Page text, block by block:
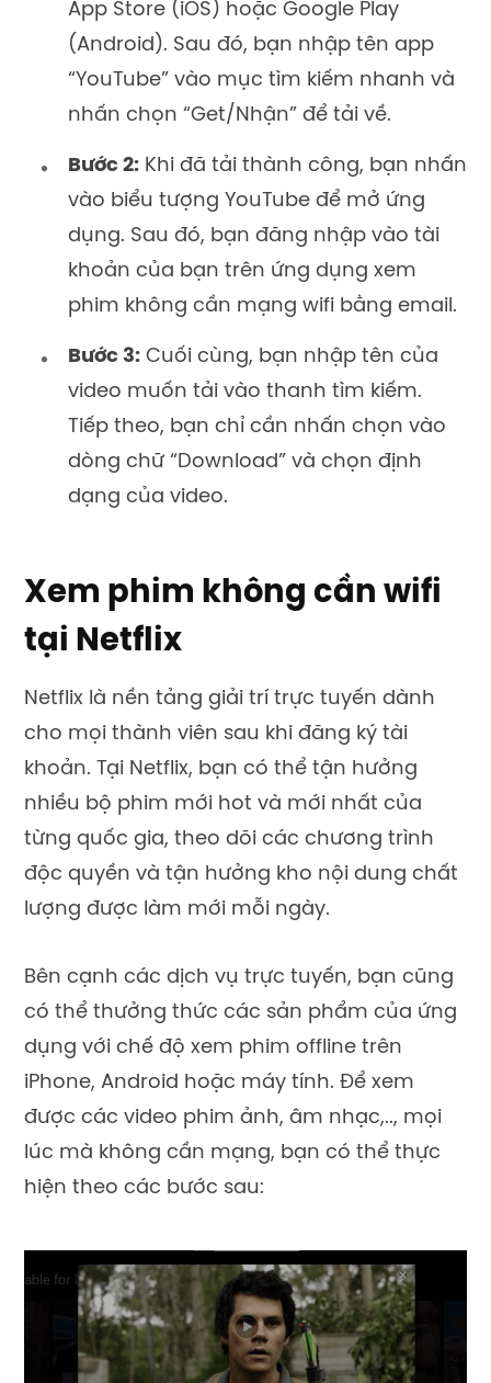
App Store (iOS) hoặc Google Play
(Android). Sau đó, bạn nhập tên app
“YouTube” vào mục tìm kiếm nhanh và
nhấn chọn “Get/Nhận” để tải về.
Bước 2: Khi đã tải thành công, bạn nhấn
vào biểu tượng YouTube để mở ứng
dụng. Sau đó, bạn đăng nhập vào tài
khoản của bạn trên ứng dụng xem
phim không cần mạng wifi bằng email.
Bước 3: Cuối cùng, bạn nhập tên của
video muốn tải vào thanh tìm kiếm.
Tiếp theo, bạn chỉ cần nhấn chọn vào
dòng chữ “Download” và chọn định
dạng của video.
Xem phim không cần wifi
tại Netflix
Netflix là nền tảng giải trí trực tuyến dành
cho mọi thành viên sau khi đăng ký tài
khoản. Tại Netflix, bạn có thể tận hưởng
nhiều bộ phim mới hot và mới nhất của
từng quốc gia, theo dõi các chương trình
độc quyền và tận hưởng kho nội dung chất
lượng được làm mới mỗi ngày.
Bên cạnh các dịch vụ trực tuyến, bạn cũng
có thể thưởng thức các sản phẩm của ứng
dụng với chế độ xem phim offline trên
iPhone, Android hoặc máy tính. Để xem
được các video phim ảnh, âm nhạc,.., mọi
lúc mà không cần mạng, bạn có thể thực
hiện theo các bước sau: